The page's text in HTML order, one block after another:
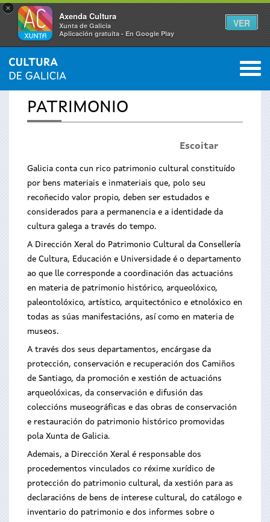
×
Axenda Cultura
Xunta de Galicia
Aplicación gratuíta - En Google Play
VER
Vostede
está
INICIO 0
PATRIMONIO
Escoitar
Galicia conta cun rico patrimonio cultural constituído
por bens materiais e inmateriais que, polo seu
recoñecido valor propio, deben ser estudados e
considerados para a permanencia e a identidade da
cultura galega a través do tempo.
A Dirección Xeral do Patrimonio Cultural da Consellería
de Cultura, Educación e Universidade é o departamento
ao que lle corresponde a coordinación das actuacións
en materia de patrimonio histórico, arqueolóxico,
paleonto­lóxico, artístico, arquitectónico e etnolóxico en
todas as súas manifestacións, así como en materia de
museos.
A través dos seus departamentos, encárgase da
protección, conservación e recuperación dos Camiños
de Santiago, da promoción e xestión de actuacións
arqueolóxicas, da conservación e difusión das
coleccións museográficas e das obras de conservación
e restauración do patrimonio histórico promovidas
pola Xunta de Galicia.
Ademais, a Dirección Xeral é responsable dos
procedementos vinculados co réxime xurídico de
protección do patrimonio cultural, da xestión para as
declaracións de bens de interese cultural, do catálogo e
inventario do patrimonio e dos informes sobre o